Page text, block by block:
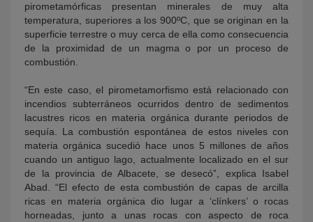
pirometamórficas presentan minerales de muy alta
temperatura, superiores a los 900ºC, que se originan en la
superficie terrestre o muy cerca de ella como consecuencia
de la proximidad de un magma o por un proceso de
combustión.
“En este caso, el pirometamorfismo está relacionado con
incendios subterráneos ocurridos dentro de sedimentos
lacustres ricos en materia orgánica durante periodos de
sequía. La combustión espontánea de estos niveles con
materia orgánica sucedió hace unos 5 millones de años
cuando un antiguo lago, actualmente localizado en el sur
de la provincia de Albacete, se desecó”, explica Isabel
Abad. “El efecto de esta combustión de capas de arcilla
ricas en materia orgánica dio lugar a ‘clínkers’ o rocas
horneadas, junto a unas rocas con aspecto de roca